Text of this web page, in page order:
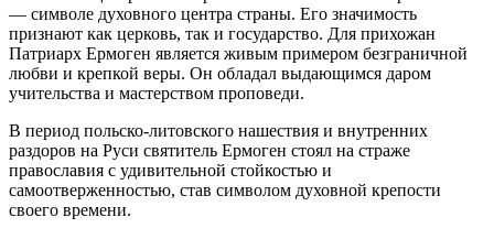
— символе духовного центра страны. Его значимость
признают как церковь, так и государство. Для прихожан
Патриарх Ермоген является живым примером безграничной
любви и крепкой веры. Он обладал выдающимся даром
учительства и мастерством проповеди.
В период польско-литовского нашествия и внутренних
раздоров на Руси святитель Ермоген стоял на страже
православия с удивительной стойкостью и
самоотверженностью, став символом духовной крепости
своего времени.